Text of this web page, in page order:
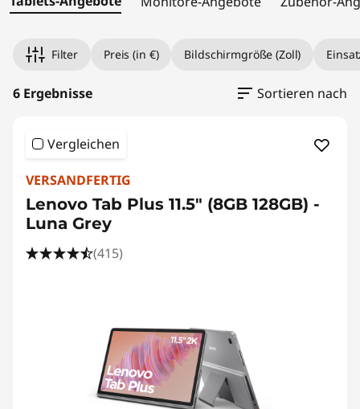
Filter Preis (in €) Bildschirmgröße (Zoll)
6 Ergebnisse Sortieren nach
Vergleichen
VERSANDFERTIG
Lenovo Tab Plus 11.5" (8GB 128GB) -
Luna Grey
(415)